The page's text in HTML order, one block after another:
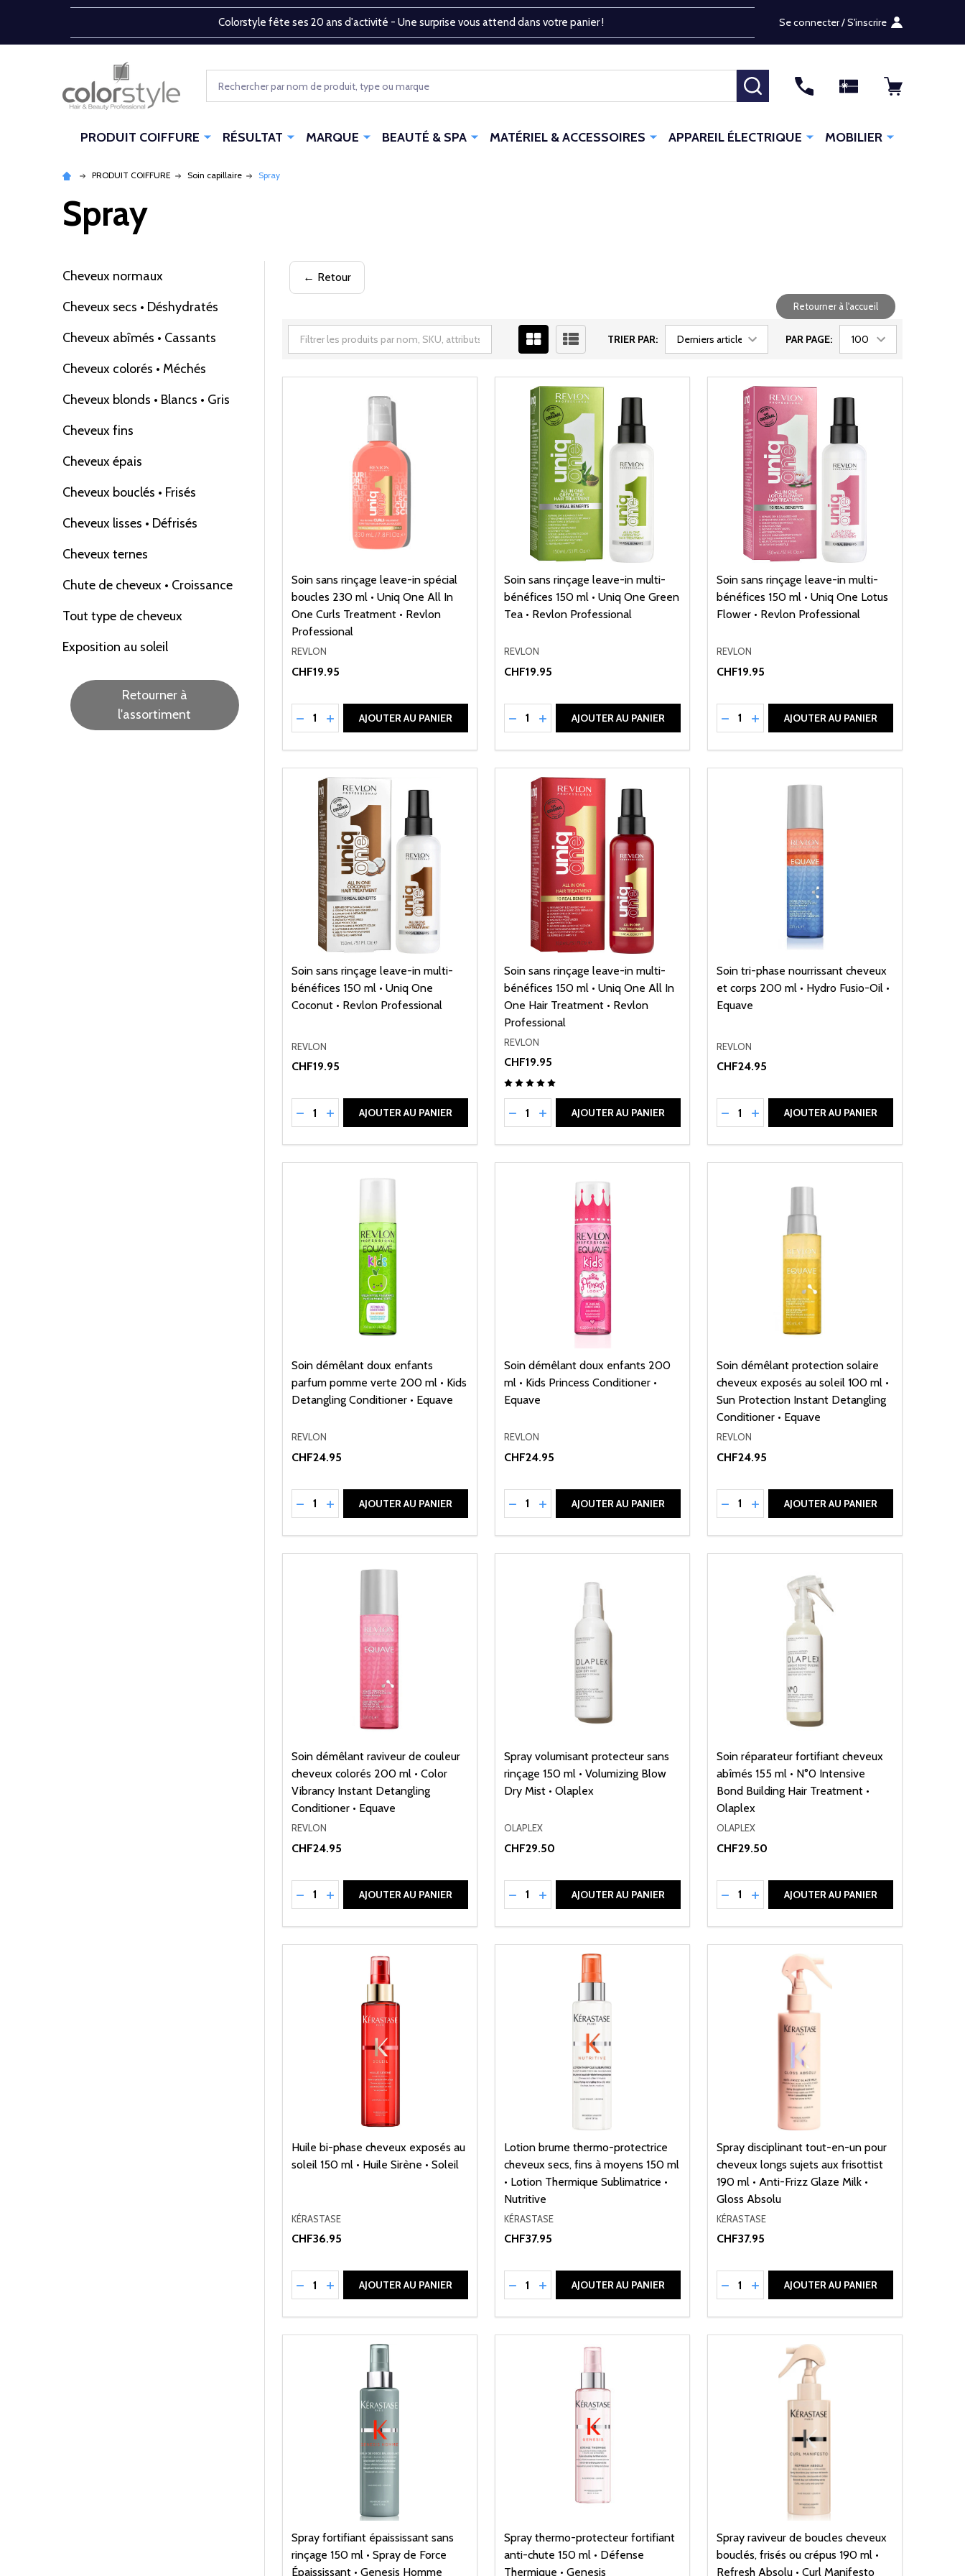
Colorstyle fête ses 20 ans d'activité - Une surprise vous attend dans votre panier ! Se connecter / S'inscrire
RECHERCHER
PRODUIT COIFFURE RÉSULTAT MARQUE BEAUTÉ & SPA MATÉRIEL & ACCESSOIRES APPAREIL ÉLECTRIQUE MOBILIER
PRODUIT COIFFURE Soin capillaire Spray
Spray
Filtrer
Cheveux normaux
Cheveux secs • Déshydratés
Cheveux abîmés • Cassants
Cheveux colorés • Méchés
Cheveux blonds • Blancs • Gris
Cheveux fins
Cheveux épais
Cheveux bouclés • Frisés
Cheveux lisses • Défrisés
Cheveux ternes
Chute de cheveux • Croissance
Tout type de cheveux
Exposition au soleil
Retourner à
l'assortiment
← Retour
Retourner à l'accueil
TRIER PAR: PAR PAGE:
Soin sans rinçage leave-in spécial
boucles 230 ml • Uniq One All In
One Curls Treatment • Revlon
Professional
REVLON
CHF19.95
Quantité:
RÉDUIRE LA QUANTITÉ DE UNDEFINED
AUGMENTER LA QUANTITÉ DE UNDEFINED
AJOUTER AU PANIER
Soin sans rinçage leave-in multi-
bénéfices 150 ml • Uniq One Green
Tea • Revlon Professional
REVLON
CHF19.95
Quantité:
RÉDUIRE LA QUANTITÉ DE UNDEFINED
AUGMENTER LA QUANTITÉ DE UNDEFINED
AJOUTER AU PANIER
Soin sans rinçage leave-in multi-
bénéfices 150 ml • Uniq One Lotus
Flower • Revlon Professional
REVLON
CHF19.95
Quantité:
RÉDUIRE LA QUANTITÉ DE UNDEFINED
AUGMENTER LA QUANTITÉ DE
AJOUTER AU PANIER
Soin sans rinçage leave-in multi-
bénéfices 150 ml • Uniq One
Coconut • Revlon Professional
REVLON
CHF19.95
Quantité:
RÉDUIRE LA QUANTITÉ DE UNDEFINED
AUGMENTER LA QUANTITÉ DE UNDEFINED
AJOUTER AU PANIER
Soin sans rinçage leave-in multi-
bénéfices 150 ml • Uniq One All In
One Hair Treatment • Revlon
Professional
REVLON
CHF19.95
Quantité:
RÉDUIRE LA QUANTITÉ DE UNDEFINED
AUGMENTER LA QUANTITÉ DE UNDEFINED
AJOUTER AU PANIER
Soin tri-phase nourrissant cheveux
et corps 200 ml • Hydro Fusio-Oil •
Equave
REVLON
CHF24.95
Quantité:
RÉDUIRE LA QUANTITÉ DE UNDEFINED
AUGMENTER LA QUANTITÉ DE
AJOUTER AU PANIER
Soin démêlant doux enfants
parfum pomme verte 200 ml • Kids
Detangling Conditioner • Equave
REVLON
CHF24.95
Quantité:
RÉDUIRE LA QUANTITÉ DE UNDEFINED
AUGMENTER LA QUANTITÉ DE UNDEFINED
AJOUTER AU PANIER
Soin démêlant doux enfants 200
ml • Kids Princess Conditioner •
Equave
REVLON
CHF24.95
Quantité:
RÉDUIRE LA QUANTITÉ DE UNDEFINED
AUGMENTER LA QUANTITÉ DE UNDEFINED
AJOUTER AU PANIER
Soin démêlant protection solaire
cheveux exposés au soleil 100 ml •
Sun Protection Instant Detangling
Conditioner • Equave
REVLON
CHF24.95
Quantité:
RÉDUIRE LA QUANTITÉ DE UNDEFINED
AUGMENTER LA QUANTITÉ DE
AJOUTER AU PANIER
Soin démêlant raviveur de couleur
cheveux colorés 200 ml • Color
Vibrancy Instant Detangling
Conditioner • Equave
REVLON
CHF24.95
Quantité:
RÉDUIRE LA QUANTITÉ DE UNDEFINED
AUGMENTER LA QUANTITÉ DE UNDEFINED
AJOUTER AU PANIER
Spray volumisant protecteur sans
rinçage 150 ml • Volumizing Blow
Dry Mist • Olaplex
OLAPLEX
CHF29.50
Quantité:
RÉDUIRE LA QUANTITÉ DE UNDEFINED
AUGMENTER LA QUANTITÉ DE UNDEFINED
AJOUTER AU PANIER
Soin réparateur fortifiant cheveux
abîmés 155 ml • N°0 Intensive
Bond Building Hair Treatment •
Olaplex
OLAPLEX
CHF29.50
Quantité:
RÉDUIRE LA QUANTITÉ DE UNDEFINED
AUGMENTER LA QUANTITÉ DE
AJOUTER AU PANIER
Huile bi-phase cheveux exposés au
soleil 150 ml • Huile Sirène • Soleil
KÉRASTASE
CHF36.95
Quantité:
RÉDUIRE LA QUANTITÉ DE UNDEFINED
AUGMENTER LA QUANTITÉ DE UNDEFINED
AJOUTER AU PANIER
Lotion brume thermo-protectrice
cheveux secs, fins à moyens 150 ml
• Lotion Thermique Sublimatrice •
Nutritive
KÉRASTASE
CHF37.95
Quantité:
RÉDUIRE LA QUANTITÉ DE UNDEFINED
AUGMENTER LA QUANTITÉ DE UNDEFINED
AJOUTER AU PANIER
Spray disciplinant tout-en-un pour
cheveux longs sujets aux frisottist
190 ml • Anti-Frizz Glaze Milk •
Gloss Absolu
KÉRASTASE
CHF37.95
Quantité:
RÉDUIRE LA QUANTITÉ DE UNDEFINED
AUGMENTER LA QUANTITÉ DE
AJOUTER AU PANIER
Spray fortifiant épaississant sans
rinçage 150 ml • Spray de Force
Épaississant • Genesis Homme
Spray thermo-protecteur fortifiant
anti-chute 150 ml • Défense
Thermique • Genesis
Spray raviveur de boucles cheveux
bouclés, frisés ou crépus 190 ml •
Refresh Absolu • Curl Manifesto